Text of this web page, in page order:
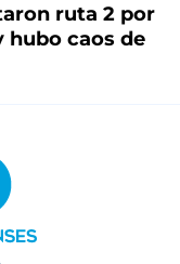
ruta 2 por
hubo caos de